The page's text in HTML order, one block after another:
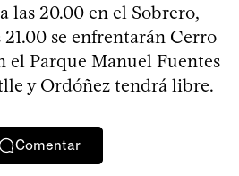
las 20.00 en el Sobrero,
se enfrentarán Cerro
el Parque Manuel Fuentes
y Ordóñez tendrá libre.
Comentar